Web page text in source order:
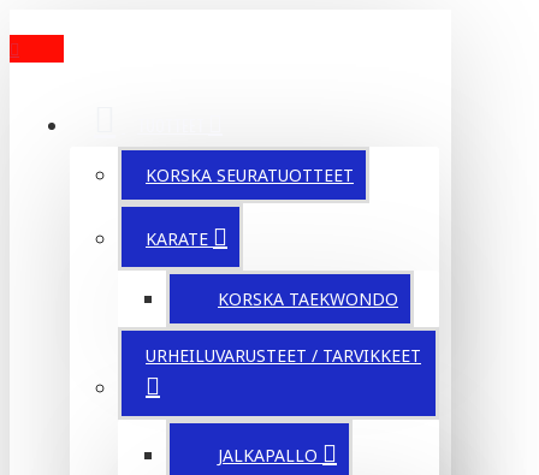
KORSKA SEURATUOTTEET
KARATE
KORSKA TAEKWONDO
URHEILUVARUSTEET / TARVIKKEET
JALKAPALLO